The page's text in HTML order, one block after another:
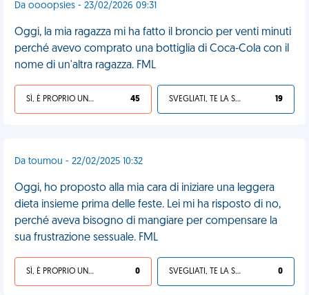
Da oooopsies - 23/02/2026 09:31
Oggi, la mia ragazza mi ha fatto il broncio per venti minuti
perché avevo comprato una bottiglia di Coca-Cola con il
nome di un'altra ragazza. FML
SÌ, È PROPRIO UNA VDM! 45 SVEGLIATI, TE LA SEI CERCATA! 19
Da toumou - 22/02/2025 10:32
Oggi, ho proposto alla mia cara di iniziare una leggera
dieta insieme prima delle feste. Lei mi ha risposto di no,
perché aveva bisogno di mangiare per compensare la
sua frustrazione sessuale. FML
SÌ, È PROPRIO UNA VDM! 0 SVEGLIATI, TE LA SEI CERCATA! 0